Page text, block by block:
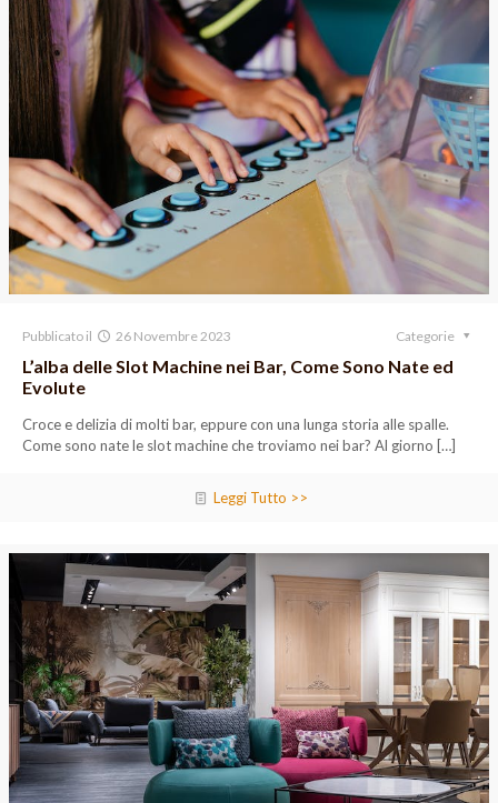
Pubblicato il 26 Novembre 2023 Categorie
L’alba delle Slot Machine nei Bar, Come Sono Nate ed
Evolute
Croce e delizia di molti bar, eppure con una lunga storia alle spalle.
Come sono nate le slot machine che troviamo nei bar? Al giorno […]
Leggi Tutto >>